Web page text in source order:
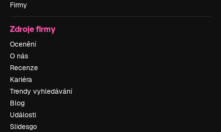
Firmy
Zdroje firmy
Ocenění
O nás
Recenze
Kariéra
Trendy vyhledávání
Blog
Události
Slidesgo